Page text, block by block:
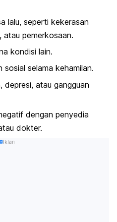
lalu, seperti kekerasan
atau pemerkosaan.
kondisi lain.
sosial selama kehamilan.
depresi, atau gangguan
dengan penyedia
dokter.
Iklan